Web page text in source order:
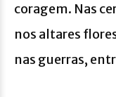
coragem. Nas
nos altares
nas guerras,